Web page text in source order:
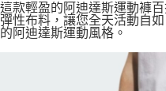
這款輕盈的阿迪達斯運動褲
彈性布料，讓您全天活動自
的阿迪達斯運動風格。